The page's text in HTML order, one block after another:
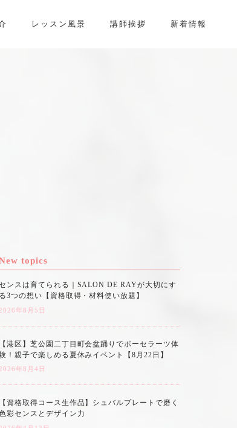
レッスン風景 講師挨拶 新着情報
topics
ンスは育てられる｜SALON DE RAYが大切にす
る3つの想い【資格取得・材料使い放題】
2026年8月5日
【港区】芝公園二丁目町会盆踊りでポーセラーツ体
！親子で楽しめる夏休みイベント【8月22日】
2026年8月4日
【資格取得コース生作品】シュバルプレートで磨く
彩センスとデザイン力